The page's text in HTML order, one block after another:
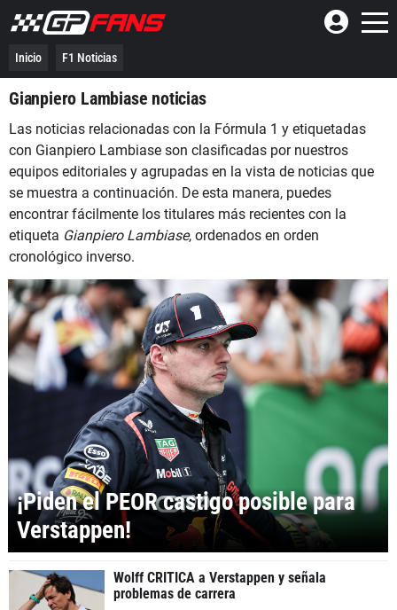
Inicio F1 Noticias
Gianpiero Lambiase noticias
Las noticias relacionadas con la Fórmula 1 y etiquetadas
con Gianpiero Lambiase son clasificadas por nuestros
equipos editoriales y agrupadas en la vista de noticias que
se muestra a continuación. De esta manera, puedes
encontrar fácilmente los titulares más recientes con la
etiqueta Gianpiero Lambiase, ordenados en orden
cronológico inverso.
¡Piden el PEOR castigo posible para
Verstappen!
Wolff CRITICA a Verstappen y señala
problemas de carrera